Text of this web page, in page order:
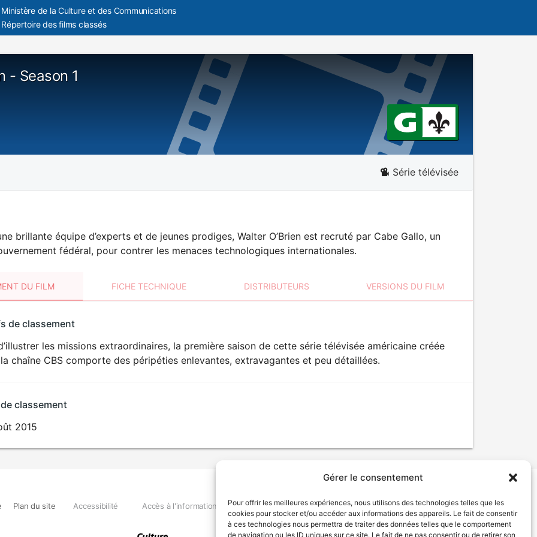
Gérer le consentement
Pour offrir les meilleures expériences, nous utilisons des technologies telles que les
cookies pour stocker et/ou accéder aux informations des appareils. Le fait de consentir
à ces technologies nous permettra de traiter des données telles que le comportement
de navigation ou les ID uniques sur ce site. Le fait de ne pas consentir ou de retirer son
Ministère de la Culture et des Communications
Répertoire des films classés
- Season 1
Série télévisée
brillante équipe d’experts et de jeunes prodiges, Walter O’Brien est recruté par Cabe Gallo, un
fédéral, pour contrer les menaces technologiques internationales.
DU FILM FICHE TECHNIQUE DISTRIBUTEURS VERSIONS DU FILM
de classement
les missions extraordinaires, la première saison de cette série télévisée américaine créée
chaîne CBS comporte des péripéties enlevantes, extravagantes et peu détaillées.
classement
2015
Plan du site Accessibilité Accès à l'information Déclaration de services Politique de confidentialité